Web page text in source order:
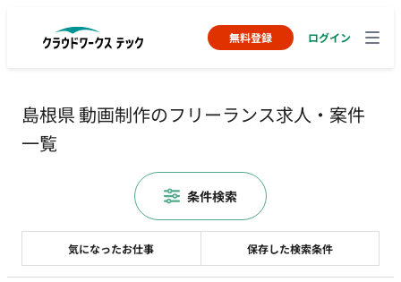
無料登録 ログイン
島根県 動画制作のフリーランス求人・案件
一覧
気になったお仕事 保存した検索条件
条件検索